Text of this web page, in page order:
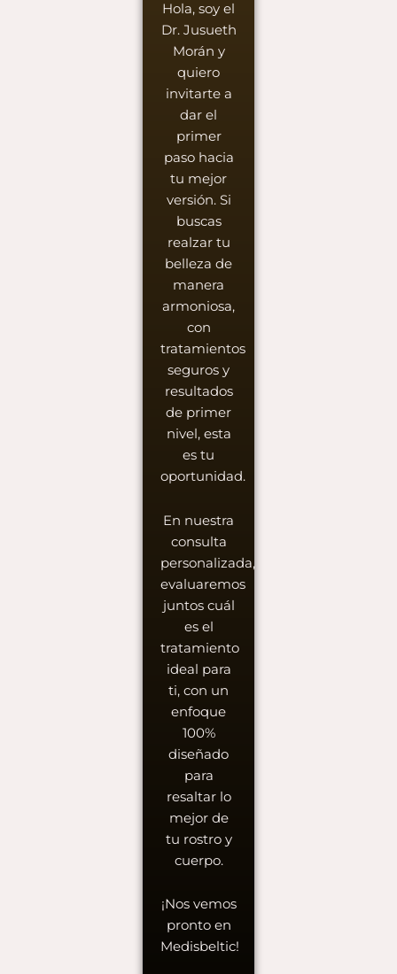
Hola, soy el
Dr. Jusueth
Morán y
quiero
invitarte a
dar el
primer
paso hacia
tu mejor
versión. Si
buscas
realzar tu
belleza de
manera
armoniosa,
con
tratamientos
seguros y
resultados
de primer
nivel, esta
es tu
oportunidad.
En nuestra
consulta
personalizada,
evaluaremos
juntos cuál
es el
tratamiento
ideal para
ti, con un
enfoque
100%
diseñado
para
resaltar lo
mejor de
tu rostro y
cuerpo.
¡Nos vemos
pronto en
Medisbeltic!